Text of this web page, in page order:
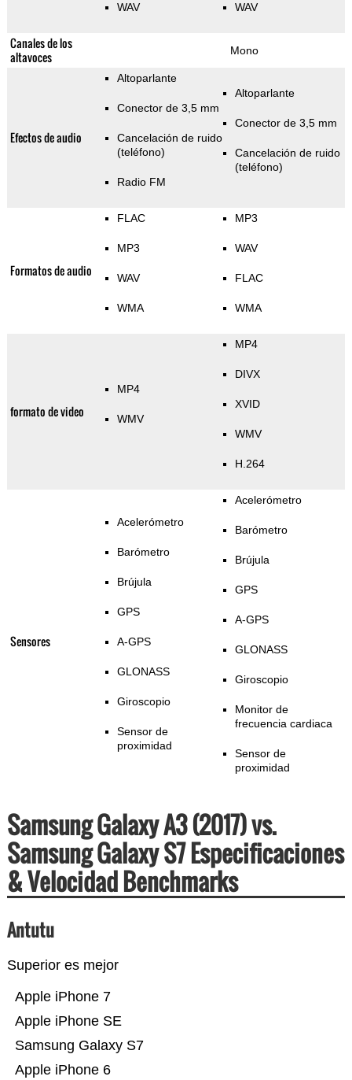
WAV WAV
Canales de los
altavoces
Mono
Efectos de audio
Altoparlante
Conector de 3,5 mm
Cancelación de ruido
(teléfono)
Radio FM
Altoparlante
Conector de 3,5 mm
Cancelación de ruido
(teléfono)
Formatos de audio
FLAC
MP3
WAV
WMA
MP3
WAV
FLAC
WMA
formato de video
MP4
WMV
MP4
DIVX
XVID
WMV
H.264
Sensores
Acelerómetro
Barómetro
Brújula
GPS
A-GPS
GLONASS
Giroscopio
Sensor de
proximidad
Acelerómetro
Barómetro
Brújula
GPS
A-GPS
GLONASS
Giroscopio
Monitor de
frecuencia cardiaca
Sensor de
proximidad
Samsung Galaxy A3 (2017) vs.
Samsung Galaxy S7 Especificaciones
& Velocidad Benchmarks
Antutu
Superior es mejor
Apple iPhone 6
Samsung Galaxy S7
Apple iPhone SE
Apple iPhone 7